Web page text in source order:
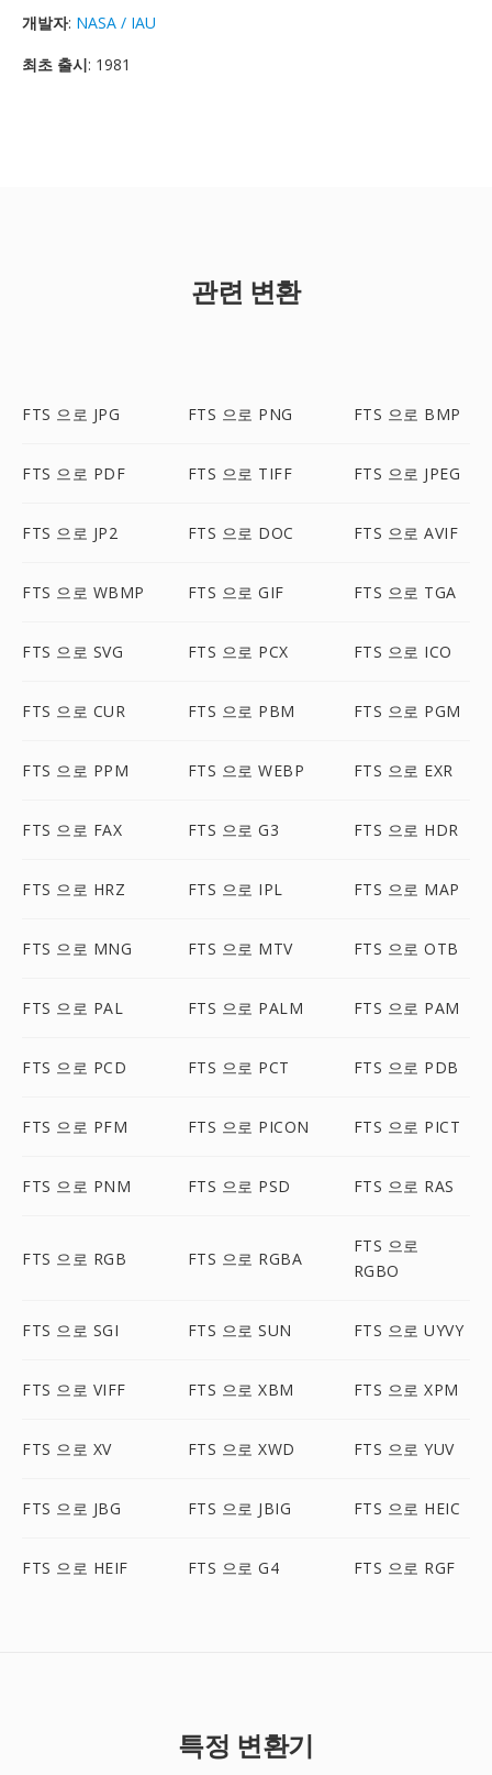
개발자: NASA / IAU
최초 출시: 1981
관련 변환
FTS 으로 JPG FTS 으로 PNG FTS 으로 BMP
FTS 으로 PDF FTS 으로 TIFF FTS 으로 JPEG
FTS 으로 JP2 FTS 으로 DOC FTS 으로 AVIF
FTS 으로 WBMP FTS 으로 GIF FTS 으로 TGA
FTS 으로 SVG FTS 으로 PCX FTS 으로 ICO
FTS 으로 CUR FTS 으로 PBM FTS 으로 PGM
FTS 으로 PPM FTS 으로 WEBP FTS 으로 EXR
FTS 으로 FAX FTS 으로 G3 FTS 으로 HDR
FTS 으로 HRZ FTS 으로 IPL FTS 으로 MAP
FTS 으로 MNG FTS 으로 MTV FTS 으로 OTB
FTS 으로 PAL FTS 으로 PALM FTS 으로 PAM
FTS 으로 PCD FTS 으로 PCT FTS 으로 PDB
FTS 으로 PFM FTS 으로 PICON FTS 으로 PICT
FTS 으로 PNM FTS 으로 PSD FTS 으로 RAS
FTS 으로 RGB FTS 으로 RGBA
FTS 으로
RGBO
FTS 으로 SGI FTS 으로 SUN FTS 으로 UYVY
FTS 으로 VIFF FTS 으로 XBM FTS 으로 XPM
FTS 으로 XV FTS 으로 XWD FTS 으로 YUV
FTS 으로 JBG FTS 으로 JBIG FTS 으로 HEIC
FTS 으로 HEIF FTS 으로 G4 FTS 으로 RGF
특정 변환기